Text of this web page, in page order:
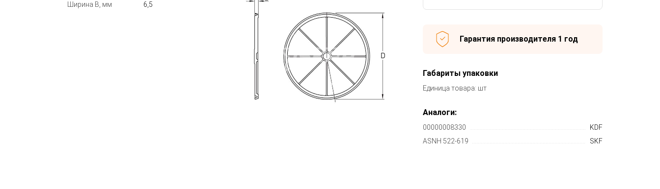
Ширина B, мм 6,5
Гарантия производителя 1 год
Габариты упаковки
Единица товара: шт
Аналоги:
00000008330
KDF
ASNH 522-619
SKF